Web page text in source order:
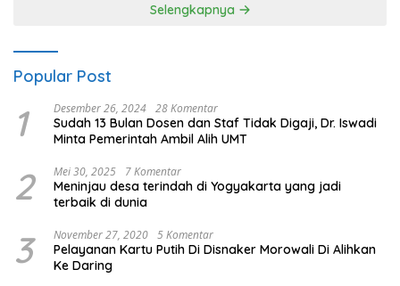
Selengkapnya
Popular Post
1 Desember 26, 2024 28 Komentar
Sudah 13 Bulan Dosen dan Staf Tidak Digaji, Dr. Iswadi
Minta Pemerintah Ambil Alih UMT
2 Mei 30, 2025 7 Komentar
Meninjau desa terindah di Yogyakarta yang jadi
terbaik di dunia
3 November 27, 2020 5 Komentar
Pelayanan Kartu Putih Di Disnaker Morowali Di Alihkan
Ke Daring